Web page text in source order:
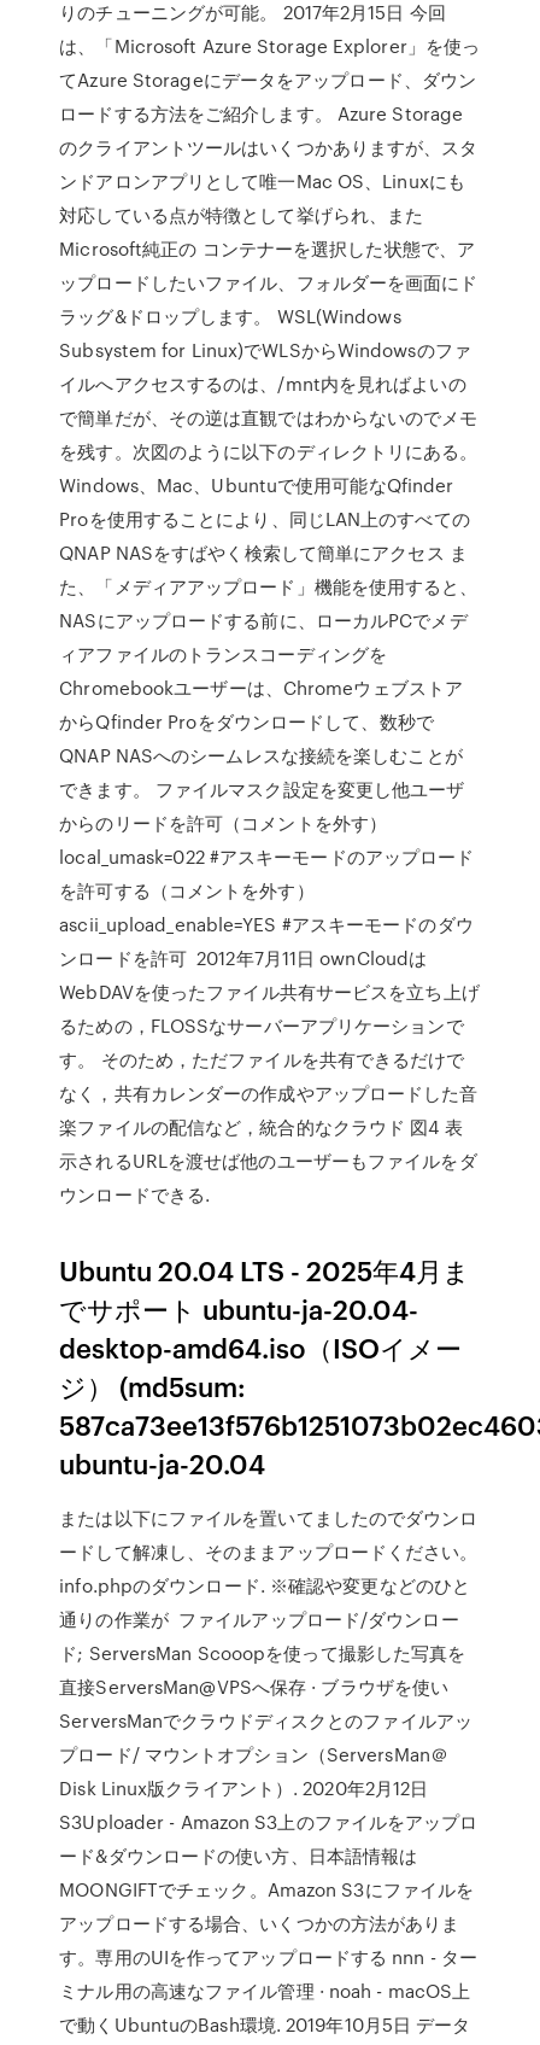
りのチューニングが可能。 2017年2月15日 今回
は、「Microsoft Azure Storage Explorer」を使っ
てAzure Storageにデータをアップロード、ダウン
ロードする方法をご紹介します。 Azure Storage
のクライアントツールはいくつかありますが、スタ
ンドアロンアプリとして唯一Mac OS、Linuxにも
対応している点が特徴として挙げられ、また
Microsoft純正の コンテナーを選択した状態で、ア
ップロードしたいファイル、フォルダーを画面にド
ラッグ&ドロップします。 WSL(Windows
Subsystem for Linux)でWLSからWindowsのファ
イルへアクセスするのは、/mnt内を見ればよいの
で簡単だが、その逆は直観ではわからないのでメモ
を残す。次図のように以下のディレクトリにある。
Windows、Mac、Ubuntuで使用可能なQfinder
Proを使用することにより、同じLAN上のすべての
QNAP NASをすばやく検索して簡単にアクセス ま
た、「メディアアップロード」機能を使用すると、
NASにアップロードする前に、ローカルPCでメデ
ィアファイルのトランスコーディングを
Chromebookユーザーは、Chromeウェブストア
からQfinder Proをダウンロードして、数秒で
QNAP NASへのシームレスな接続を楽しむことが
できます。 ファイルマスク設定を変更し他ユーザ
からのリードを許可（コメントを外す）
local_umask=022 #アスキーモードのアップロード
を許可する（コメントを外す）
ascii_upload_enable=YES #アスキーモードのダウ
ンロードを許可 2012年7月11日 ownCloudは
WebDAVを使ったファイル共有サービスを立ち上げ
るための，FLOSSなサーバーアプリケーションで
す。 そのため，ただファイルを共有できるだけで
なく，共有カレンダーの作成やアップロードした音
楽ファイルの配信など，統合的なクラウド 図4 表
示されるURLを渡せば他のユーザーもファイルをダ
ウンロードできる.
Ubuntu 20.04 LTS - 2025年4月ま
でサポート ubuntu-ja-20.04-
desktop-amd64.iso（ISOイメー
ジ） (md5sum:
ubuntu-ja-20.04
または以下にファイルを置いてましたのでダウンロ
ードして解凍し、そのままアップロードください。
info.phpのダウンロード. ※確認や変更などのひと
通りの作業が ファイルアップロード/ダウンロー
ド; ServersMan Scooopを使って撮影した写真を
直接ServersMan@VPSへ保存 · ブラウザを使い
ServersManでクラウドディスクとのファイルアッ
プロード/ マウントオプション（ServersMan＠
Disk Linux版クライアント）. 2020年2月12日
S3Uploader - Amazon S3上のファイルをアップロ
ード&ダウンロードの使い方、日本語情報は
MOONGIFTでチェック。Amazon S3にファイルを
アップロードする場合、いくつかの方法がありま
す。専用のUIを作ってアップロードする nnn - ター
ミナル用の高速なファイル管理 · noah - macOS上
で動くUbuntuのBash環境. 2019年10月5日 データ